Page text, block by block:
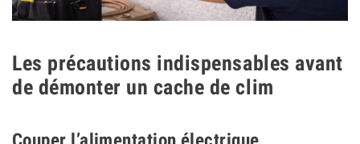
Les précautions indispensables avant
de démonter un cache de clim